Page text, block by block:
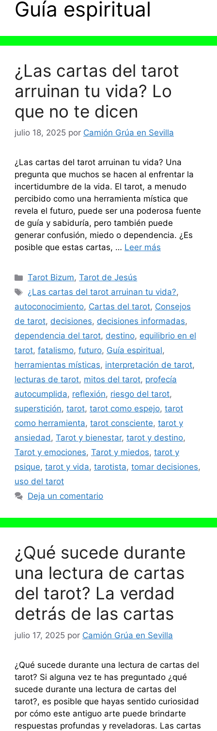
Guía espiritual
¿Las cartas del tarot
arruinan tu vida? Lo
que no te dicen
julio 18, 2025 por Camión Grúa en Sevilla
¿Las cartas del tarot arruinan tu vida? Una
pregunta que muchos se hacen al enfrentar la
incertidumbre de la vida. El tarot, a menudo
percibido como una herramienta mística que
revela el futuro, puede ser una poderosa fuente
de guía y sabiduría, pero también puede
generar confusión, miedo o dependencia. ¿Es
posible que estas cartas, … Leer más
Categorías
Tarot Bizum,Tarot de Jesús
Etiquetas
¿Las cartas del tarot arruinan tu vida?,
autoconocimiento, Cartas del tarot, Consejos
de tarot, decisiones, decisiones informadas,
dependencia del tarot, destino, equilibrio en el
tarot, fatalismo, futuro, Guía espiritual,
herramientas místicas, interpretación de tarot,
lecturas de tarot, mitos del tarot, profecía
autocumplida, reflexión, riesgo del tarot,
superstición, tarot, tarot como espejo, tarot
como herramienta, tarot consciente, tarot y
ansiedad, Tarot y bienestar, tarot y destino,
Tarot y emociones, Tarot y miedos, tarot y
psique, tarot y vida, tarotista, tomar decisiones,
uso del tarot
Deja un comentario
¿Qué sucede durante
una lectura de cartas
del tarot? La verdad
detrás de las cartas
julio 17, 2025 por Camión Grúa en Sevilla
¿Qué sucede durante una lectura de cartas del
tarot? Si alguna vez te has preguntado ¿qué
sucede durante una lectura de cartas del
tarot?, es posible que hayas sentido curiosidad
por cómo este antiguo arte puede brindarte
respuestas profundas y reveladoras. Las cartas